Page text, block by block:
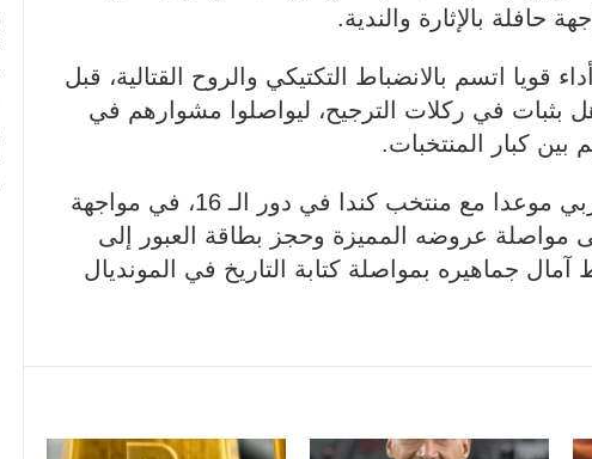
قويا اتسم بالانضباط التكتيكي والروح القتالية، قبل
بثبات في ركلات الترجيح، ليواصلوا مشوارهم في
بين كبار المنتخبات.
ويضرب المنتخب المغربي موعدا مع منتخب كندا في دور الـ 16، في مواجهة
مواصلة عروضه المميزة وحجز بطاقة العبور إلى
آمال جماهيره بمواصلة كتابة التاريخ في المونديال